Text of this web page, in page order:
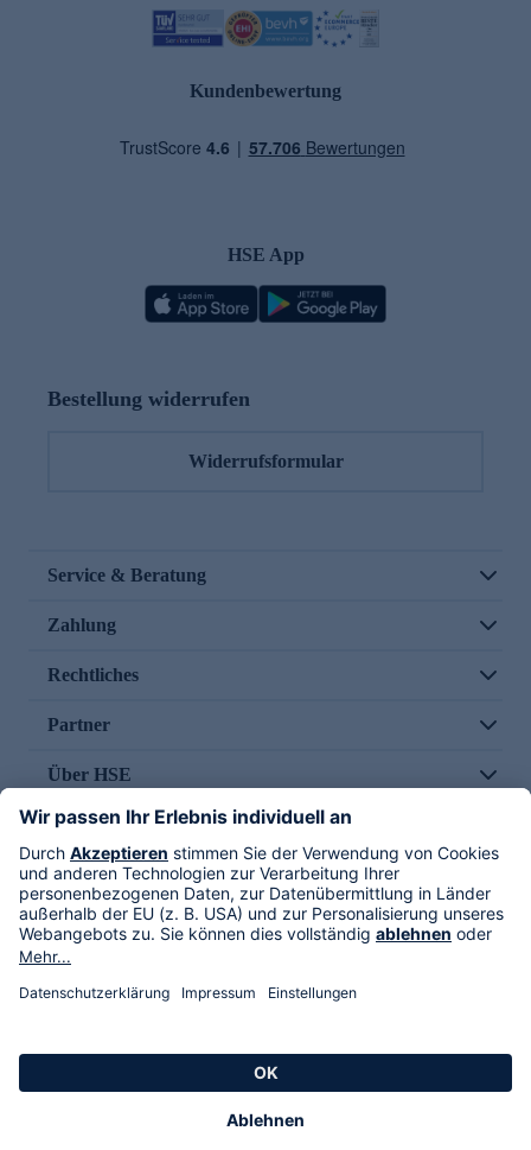
Kundenbewertung
HSE App
Bestellung widerrufen
Widerrufsformular
Service & Beratung
Zahlung
Rechtliches
Partner
Über HSE
Im TV
HSE International